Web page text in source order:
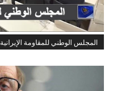
المجلس الوطني للمقاومة الإيرانية